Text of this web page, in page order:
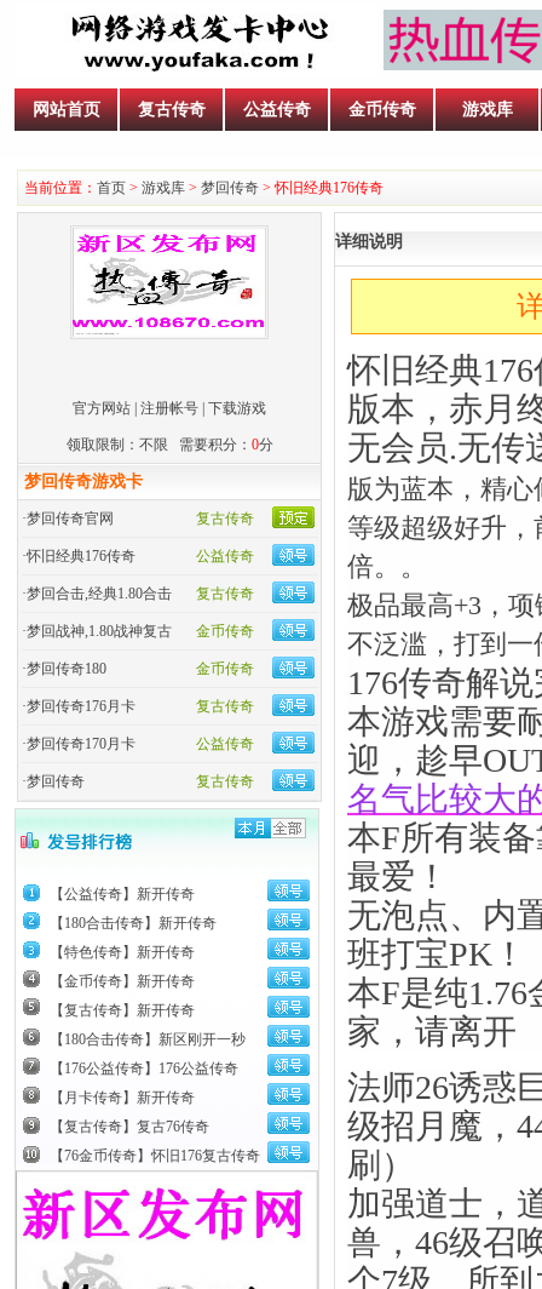
网站首页 复古传奇 公益传奇 金币传奇 游戏库
当前位置： 首页 > 游戏库 > 梦回传奇 > 怀旧经典176传奇
官方网站 注册帐号 下载游戏
领取限制：不限 需要积分： 0分
梦回传奇游戏卡
复古传奇
·梦回传奇官网
公益传奇
·怀旧经典176传奇
复古传奇
·梦回合击,经典1.80合击
金币传奇
·梦回战神,1.80战神复古
金币传奇
·梦回传奇180
复古传奇
·梦回传奇176月卡
公益传奇
·梦回传奇170月卡
复古传奇
·梦回传奇
【公益传奇】新开传奇
【180合击传奇】新开传奇
【特色传奇】新开传奇
【金币传奇】新开传奇
【复古传奇】新开传奇
【180合击传奇】新区刚开一秒
【176公益传奇】176公益传奇
【月卡传奇】新开传奇
【复古传奇】复古76传奇
【76金币传奇】怀旧176复古传奇
详细说明
怀旧经典
版本，赤月
无会员.无传
版为蓝本，精
等级超级好升，
倍。。
极品最高+3，
不泛滥，打到
176传奇解
本游戏需要
迎，趁早
名气比较大
本F所有装
最爱！
无泡点、内
班打宝PK！
本F是纯
家，请离开
法师26诱惑
级招月魔，
刷）
加强道士，
兽，46级召
个7级。所